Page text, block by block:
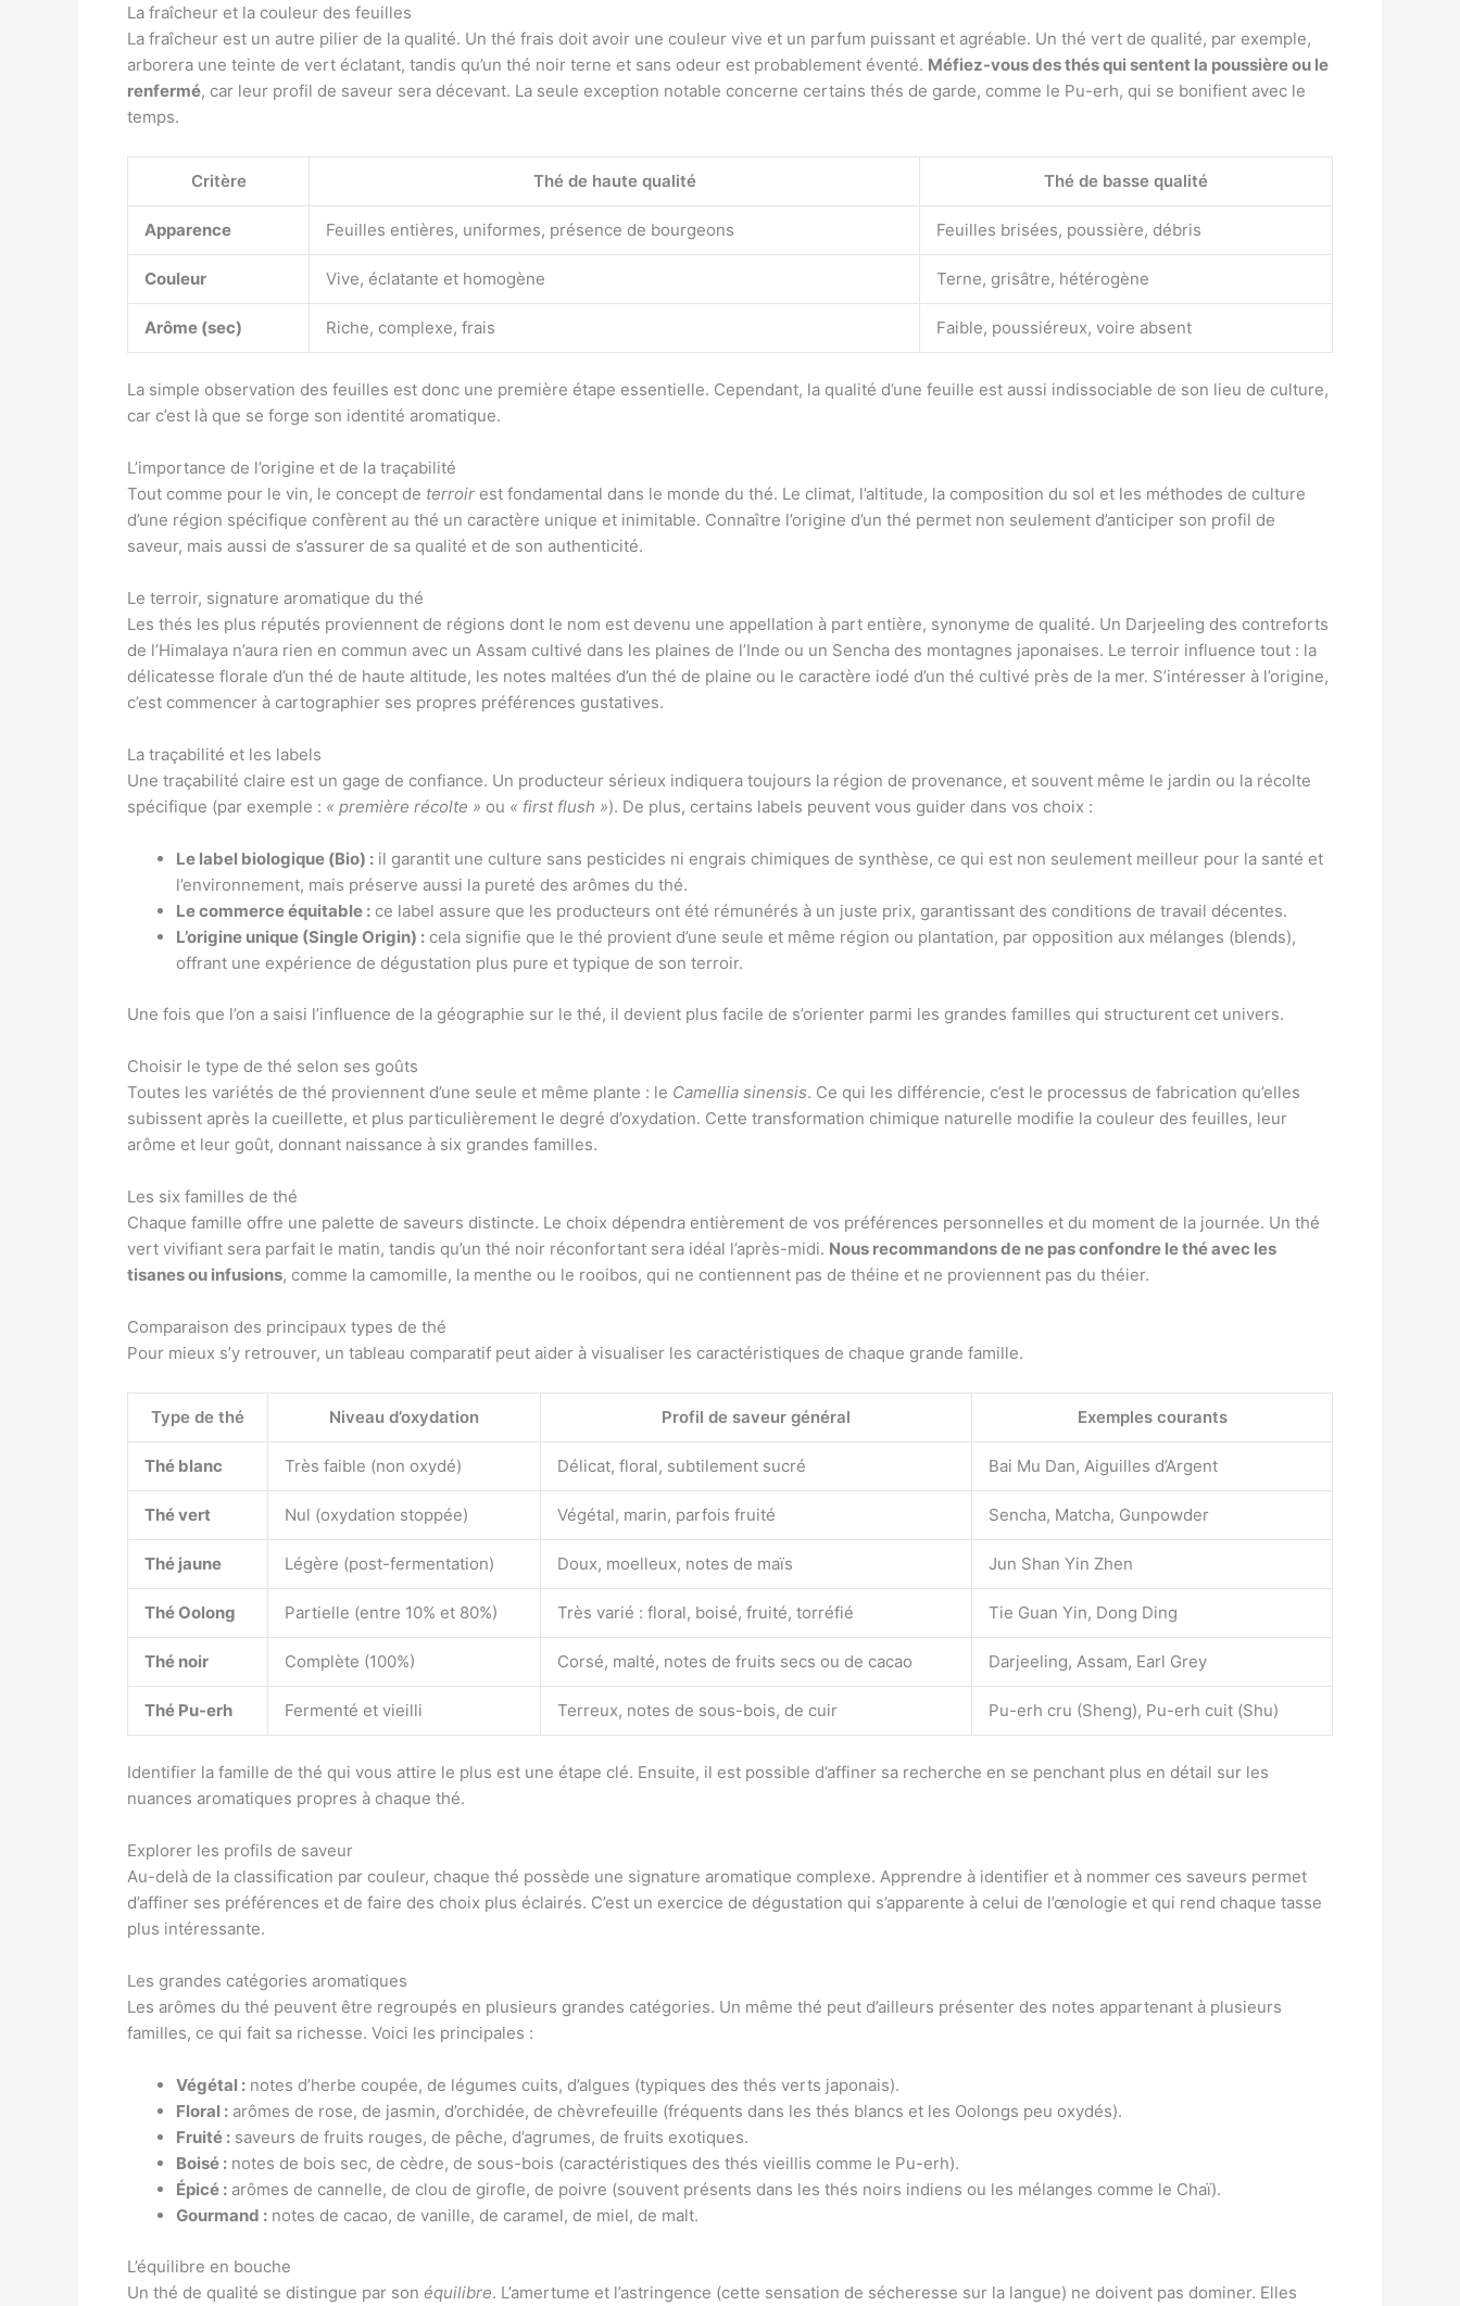
La fraîcheur et la couleur des feuilles
La fraîcheur est un autre pilier de la qualité. Un thé frais doit avoir une couleur vive et un parfum puissant et agréable. Un thé vert de qualité, par exemple,
arborera une teinte de vert éclatant, tandis qu’un thé noir terne et sans odeur est probablement éventé. Méfiez-vous des thés qui sentent la poussière ou le
renfermé, car leur profil de saveur sera décevant. La seule exception notable concerne certains thés de garde, comme le Pu-erh, qui se bonifient avec le
temps.
Critère Thé de haute qualité Thé de basse qualité
Apparence Feuilles entières, uniformes, présence de bourgeons Feuilles brisées, poussière, débris
Couleur Vive, éclatante et homogène Terne, grisâtre, hétérogène
Arôme (sec) Riche, complexe, frais Faible, poussiéreux, voire absent
La simple observation des feuilles est donc une première étape essentielle. Cependant, la qualité d’une feuille est aussi indissociable de son lieu de culture,
car c’est là que se forge son identité aromatique.
L’importance de l’origine et de la traçabilité
Tout comme pour le vin, le concept de terroir est fondamental dans le monde du thé. Le climat, l’altitude, la composition du sol et les méthodes de culture
d’une région spécifique confèrent au thé un caractère unique et inimitable. Connaître l’origine d’un thé permet non seulement d’anticiper son profil de
saveur, mais aussi de s’assurer de sa qualité et de son authenticité.
Le terroir, signature aromatique du thé
Les thés les plus réputés proviennent de régions dont le nom est devenu une appellation à part entière, synonyme de qualité. Un Darjeeling des contreforts
de l’Himalaya n’aura rien en commun avec un Assam cultivé dans les plaines de l’Inde ou un Sencha des montagnes japonaises. Le terroir influence tout : la
délicatesse florale d’un thé de haute altitude, les notes maltées d’un thé de plaine ou le caractère iodé d’un thé cultivé près de la mer. S’intéresser à l’origine,
c’est commencer à cartographier ses propres préférences gustatives.
La traçabilité et les labels
Une traçabilité claire est un gage de confiance. Un producteur sérieux indiquera toujours la région de provenance, et souvent même le jardin ou la récolte
spécifique (par exemple : « première récolte » ou « first flush »). De plus, certains labels peuvent vous guider dans vos choix :
Le label biologique (Bio) : il garantit une culture sans pesticides ni engrais chimiques de synthèse, ce qui est non seulement meilleur pour la santé et
l’environnement, mais préserve aussi la pureté des arômes du thé.
Le commerce équitable : ce label assure que les producteurs ont été rémunérés à un juste prix, garantissant des conditions de travail décentes.
L’origine unique (Single Origin) : cela signifie que le thé provient d’une seule et même région ou plantation, par opposition aux mélanges (blends),
offrant une expérience de dégustation plus pure et typique de son terroir.
Une fois que l’on a saisi l’influence de la géographie sur le thé, il devient plus facile de s’orienter parmi les grandes familles qui structurent cet univers.
Choisir le type de thé selon ses goûts
Toutes les variétés de thé proviennent d’une seule et même plante : le Camellia sinensis. Ce qui les différencie, c’est le processus de fabrication qu’elles
subissent après la cueillette, et plus particulièrement le degré d’oxydation. Cette transformation chimique naturelle modifie la couleur des feuilles, leur
arôme et leur goût, donnant naissance à six grandes familles.
Les six familles de thé
Chaque famille offre une palette de saveurs distincte. Le choix dépendra entièrement de vos préférences personnelles et du moment de la journée. Un thé
vert vivifiant sera parfait le matin, tandis qu’un thé noir réconfortant sera idéal l’après-midi. Nous recommandons de ne pas confondre le thé avec les
tisanes ou infusions, comme la camomille, la menthe ou le rooibos, qui ne contiennent pas de théine et ne proviennent pas du théier.
Comparaison des principaux types de thé
Pour mieux s’y retrouver, un tableau comparatif peut aider à visualiser les caractéristiques de chaque grande famille.
Type de thé Niveau d’oxydation Profil de saveur général Exemples courants
Thé blanc Très faible (non oxydé) Délicat, floral, subtilement sucré Bai Mu Dan, Aiguilles d’Argent
Thé vert Nul (oxydation stoppée) Végétal, marin, parfois fruité Sencha, Matcha, Gunpowder
Thé jaune Légère (post-fermentation) Doux, moelleux, notes de maïs Jun Shan Yin Zhen
Thé Oolong Partielle (entre 10% et 80%) Très varié : floral, boisé, fruité, torréfié Tie Guan Yin, Dong Ding
Thé noir Complète (100%) Corsé, malté, notes de fruits secs ou de cacao Darjeeling, Assam, Earl Grey
Thé Pu-erh Fermenté et vieilli Terreux, notes de sous-bois, de cuir Pu-erh cru (Sheng), Pu-erh cuit (Shu)
Identifier la famille de thé qui vous attire le plus est une étape clé. Ensuite, il est possible d’affiner sa recherche en se penchant plus en détail sur les
nuances aromatiques propres à chaque thé.
Explorer les profils de saveur
Au-delà de la classification par couleur, chaque thé possède une signature aromatique complexe. Apprendre à identifier et à nommer ces saveurs permet
d’affiner ses préférences et de faire des choix plus éclairés. C’est un exercice de dégustation qui s’apparente à celui de l’œnologie et qui rend chaque tasse
plus intéressante.
Les grandes catégories aromatiques
Les arômes du thé peuvent être regroupés en plusieurs grandes catégories. Un même thé peut d’ailleurs présenter des notes appartenant à plusieurs
familles, ce qui fait sa richesse. Voici les principales :
Végétal : notes d’herbe coupée, de légumes cuits, d’algues (typiques des thés verts japonais).
Floral : arômes de rose, de jasmin, d’orchidée, de chèvrefeuille (fréquents dans les thés blancs et les Oolongs peu oxydés).
Fruité : saveurs de fruits rouges, de pêche, d’agrumes, de fruits exotiques.
Boisé : notes de bois sec, de cèdre, de sous-bois (caractéristiques des thés vieillis comme le Pu-erh).
Épicé : arômes de cannelle, de clou de girofle, de poivre (souvent présents dans les thés noirs indiens ou les mélanges comme le Chaï).
Gourmand : notes de cacao, de vanille, de caramel, de miel, de malt.
L’équilibre en bouche
Un thé de qualité se distingue par son équilibre. L’amertume et l’astringence (cette sensation de sécheresse sur la langue) ne doivent pas dominer. Elles